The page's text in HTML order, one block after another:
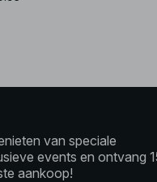
van speciale
events en ontvang
aankoop!